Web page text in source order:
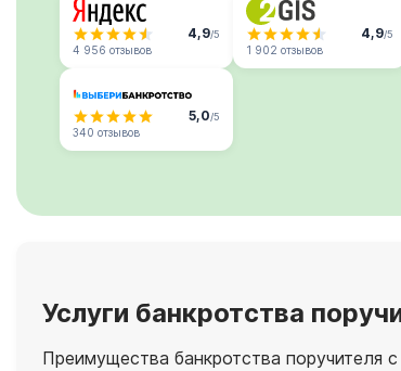
4,9/5
4 956 отзывов
4,9/5
1 902 отзывов
5,0/5
340 отзывов
Услуги банкротства
Преимущества банкротства поручителя